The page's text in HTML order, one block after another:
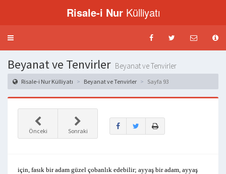
Risale-i NurKülliyatı
Menü
Beyanat ve Tenvirler Beyanat ve Tenvirler
Risale-i Nur Külliyatı Beyanat ve Tenvirler Sayfa 93
Önceki Sonraki
için, fasık bir adam güzel çobanlık edebilir; ayyaş bir adam, ayyaş